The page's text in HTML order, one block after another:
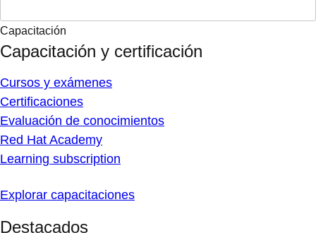
Capacitación
Capacitación y certificación
Cursos y exámenes
Certificaciones
Evaluación de conocimientos
Red Hat Academy
Learning subscription
Explorar capacitaciones
Destacados